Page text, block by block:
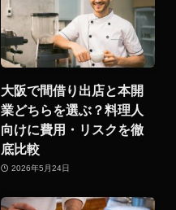
大阪で間借り出店と本開
業どちらを選ぶ？料理人
向けに費用・リスクを徹
底比較
2026年5月24日